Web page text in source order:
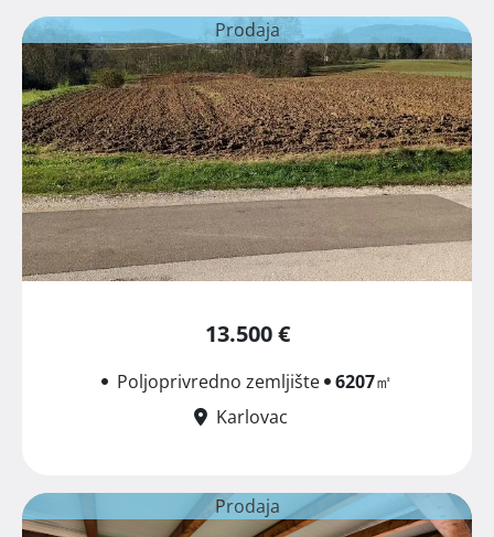
Prodaja
13.500 €
Poljoprivredno zemljište 6207㎡
Karlovac
Prodaja